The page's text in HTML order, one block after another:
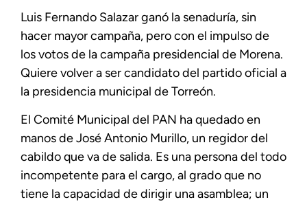
Luis Fernando Salazar ganó la senaduría, sin
hacer mayor campaña, pero con el impulso de
los votos de la campaña presidencial de Morena.
Quiere volver a ser candidato del partido oficial a
la presidencia municipal de Torreón.
El Comité Municipal del PAN ha quedado en
manos de José Antonio Murillo, un regidor del
cabildo que va de salida. Es una persona del todo
incompetente para el cargo, al grado que no
tiene la capacidad de dirigir una asamblea; un